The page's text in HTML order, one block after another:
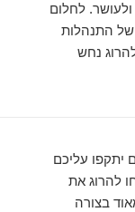
לחלום
של התנהלות
נחש
יתקפו עליכם
להרוג את
בצורה